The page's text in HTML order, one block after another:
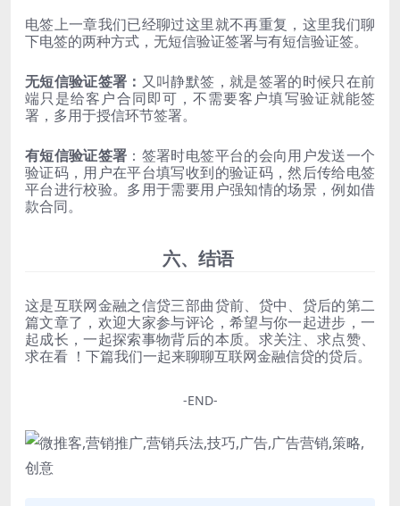
电签上一章我们已经聊过这里就不再重复，这里我们聊
下电签的两种方式，无短信验证签署与有短信验证签。
无短信验证签署： 又叫静默签，就是签署的时候只在前
端只是给客户合同即可，不需要客户填写验证就能签
署，多用于授信环节签署。
有短信验证签署 ：签署时电签平台的会向用户发送一个
验证码，用户在平台填写收到的验证码，然后传给电签
平台进行校验。多用于需要用户强知情的场景，例如借
款合同。
六、结语
这是互联网金融之信贷三部曲贷前、贷中、贷后的第二
篇文章了，欢迎大家参与评论，希望与你一起进步，一
起成长，一起探索事物背后的本质。求关注、求点赞、
求在看 ！下篇我们一起来聊聊互联网金融信贷的贷后。
-END-